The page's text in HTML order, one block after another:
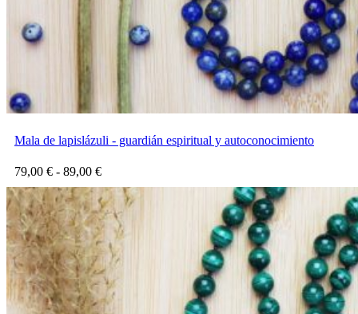
Mala de lapislázuli - guardián espiritual y autoconocimiento
79,00 € - 89,00 €Rango
de
precios:
desde
79,00 €
hasta
89,00 €